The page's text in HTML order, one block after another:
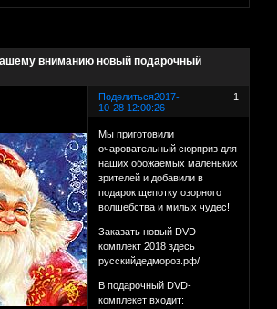
вниманию новый подарочный
Поделиться 1
2017-
10-28 12:00:26
Мы приготовили
очаровательный сюрприз для
наших обожаемых маленьких
зрителей и добавили в
подарок щепотку озорного
волшебства и милых чудес!
Заказать новый DVD-
комплект 2018 здесь
русскийдедмороз.рф/
В подарочный DVD-
комплекет входит: